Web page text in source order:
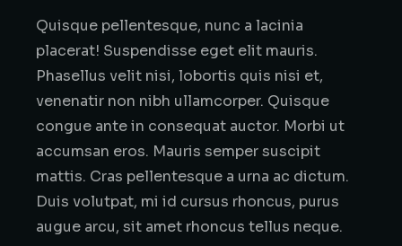
Quisque pellentesque, nunc a lacinia
placerat! Suspendisse eget elit mauris.
Phasellus velit nisi, lobortis quis nisi et,
venenatir non nibh ullamcorper. Quisque
congue ante in consequat auctor. Morbi ut
accumsan eros. Mauris semper suscipit
mattis. Cras pellentesque a urna ac dictum.
Duis volutpat, mi id cursus rhoncus, purus
augue arcu, sit amet rhoncus tellus neque.